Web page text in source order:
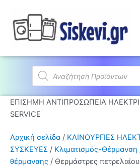
Products
search
Αρχική σελίδα / ΚΑΙΝΟΥΡΓΙΕΣ
ΣΥΣΚΕΥΕΣ / Κλιματισμός-Θέρμανση
θέρμανσης / Θερμάστρες
ΕΠΙΣΗΜΗ ΑΝΤΙΠΡΟΣΩΠΕΙΑ
SERVICE